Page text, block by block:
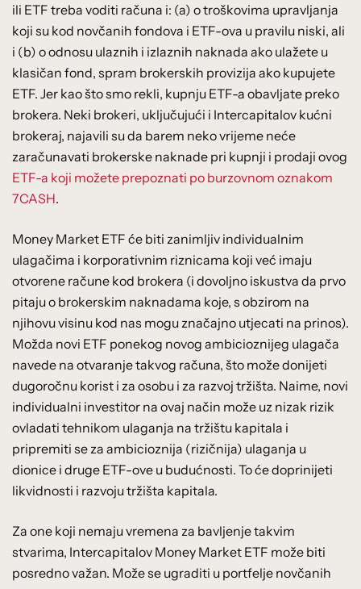
ili ETF treba voditi računa i: (a) o troškovima upravljanja
koji su kod novčanih fondova i ETF-ova u pravilu niski, ali
i (b) o odnosu ulaznih i izlaznih naknada ako ulažete u
klasičan fond, spram brokerskih provizija ako kupujete
ETF. Jer kao što smo rekli, kupnju ETF-a obavljate preko
brokera. Neki brokeri, uključujući i Intercapitalov kućni
brokeraj, najavili su da barem neko vrijeme neće
zaračunavati brokerske naknade pri kupnji i prodaji ovog
ETF-a koji možete prepoznati po burzovnom oznakom
7CASH.
Money Market ETF će biti zanimljiv individualnim
ulagačima i korporativnim riznicama koji već imaju
otvorene račune kod brokera (i dovoljno iskustva da prvo
pitaju o brokerskim naknadama koje, s obzirom na
njihovu visinu kod nas mogu značajno utjecati na prinos).
Možda novi ETF ponekog novog ambicioznijeg ulagača
navede na otvaranje takvog računa, što može donijeti
dugoročnu korist i za osobu i za razvoj tržišta. Naime, novi
individualni investitor na ovaj način može uz nizak rizik
ovladati tehnikom ulaganja na tržištu kapitala i
pripremiti se za ambicioznija (rizičnija) ulaganja u
dionice i druge ETF-ove u budućnosti. To će doprinijeti
likvidnosti i razvoju tržišta kapitala.
Za one koji nemaju vremena za bavljenje takvim
stvarima, Intercapitalov Money Market ETF može biti
posredno važan. Može se ugraditi u portfelje novčanih